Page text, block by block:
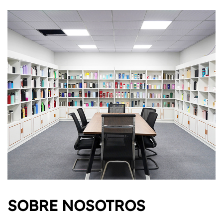
sorbo.
En resumen, la botella de agua deportiva de acero
inoxidable 304 para exteriores es más que un simple
recipiente de hidratación; es una pieza de
declaración para el explorador moderno. Con su
diseño llamativo, características personalizables,
construcción de alta calidad y rendimiento estelar,
está preparado para convertirse en su compañero
de confianza en cada viaje. Abrace la funcionalidad
sin sacrificar el estilo: abrace la esencia de la
aventura con esta botella de agua.
SOBRE NOSOTROS